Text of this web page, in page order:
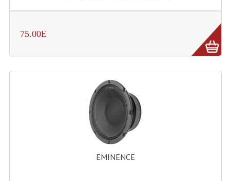
Flight Case Plasma Et Écran LCD
Flight Case Régie
Flight Cases Platine Disque. Lecteurs CD
Flight Malettes Consoles T. Mixages
Flight-Case CDs Et Disques Vinyls
75.00E
EMINENCE